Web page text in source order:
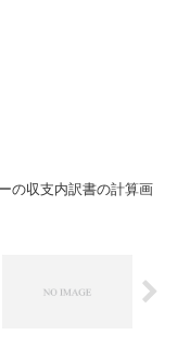
の収支内訳書の計算画